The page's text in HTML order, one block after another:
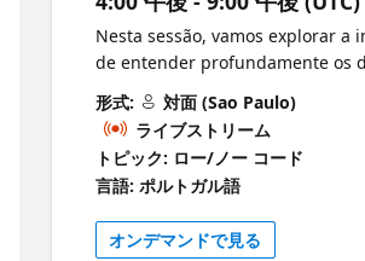
Nesta sessão, vamos explorar a
de entender profundamente os
como uma modelagem adequada
transformar a maneira como você
interpreta. Aprenderemos a
perguntas relevantes aos dados
obter respostas precisas e úteis.
cobrirá a interpretação de
conceituais, a implementação
形式:
対面 (Sao Paulo)
ライブストリーム
トピック: ロー/ノー コード
言語: ポルトガル語
オンデマンドで見る